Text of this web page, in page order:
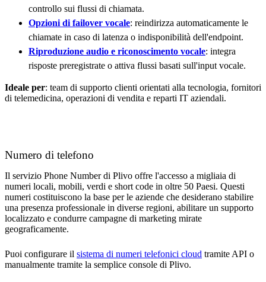
controllo sui flussi di chiamata.
Opzioni di failover vocale: reindirizza automaticamente le
chiamate in caso di latenza o indisponibilità dell'endpoint.
Riproduzione audio e riconoscimento vocale: integra
risposte preregistrate o attiva flussi basati sull'input vocale.
Ideale per: team di supporto clienti orientati alla tecnologia, fornitori
di telemedicina, operazioni di vendita e reparti IT aziendali.
Numero di telefono
Il servizio Phone Number di Plivo offre l'accesso a migliaia di
numeri locali, mobili, verdi e short code in oltre 50 Paesi. Questi
numeri costituiscono la base per le aziende che desiderano stabilire
una presenza professionale in diverse regioni, abilitare un supporto
localizzato e condurre campagne di marketing mirate
geograficamente.
Puoi configurare il sistema di numeri telefonici cloud tramite API o
manualmente tramite la semplice console di Plivo.